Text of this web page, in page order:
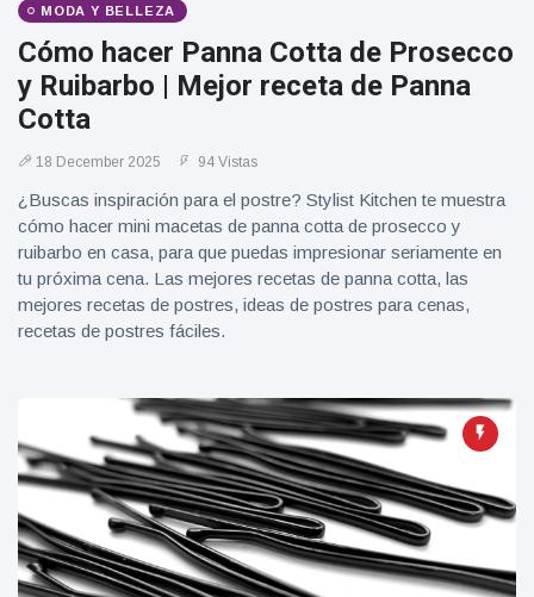
MODA Y BELLEZA
Cómo hacer Panna Cotta de Prosecco
y Ruibarbo | Mejor receta de Panna
Cotta
18 December 2025 94 Vistas
¿Buscas inspiración para el postre? Stylist Kitchen te muestra
cómo hacer mini macetas de panna cotta de prosecco y
ruibarbo en casa, para que puedas impresionar seriamente en
tu próxima cena. Las mejores recetas de panna cotta, las
mejores recetas de postres, ideas de postres para cenas,
recetas de postres fáciles.